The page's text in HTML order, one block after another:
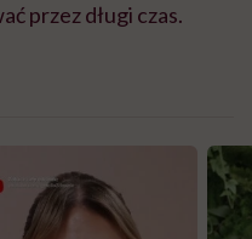
przez długi czas.